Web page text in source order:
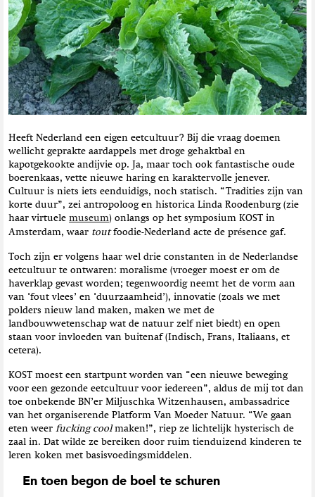
t
i
e
Heeft Nederland een eigen eetcultuur? Bij die vraag doemen
wellicht geprakte aardappels met droge gehaktbal en
kapotgekookte andijvie op. Ja, maar toch ook fantastische oude
boerenkaas, vette nieuwe haring en karaktervolle jenever.
Cultuur is niets iets eenduidigs, noch statisch. “Tradities zijn van
korte duur”, zei antropoloog en historica Linda Roodenburg (zie
haar virtuele museum) onlangs op het symposium KOST in
Amsterdam, waar toutfoodie-Nederland acte de présence gaf.
Toch zijn er volgens haar wel drie constanten in de Nederlandse
eetcultuur te ontwaren: moralisme (vroeger moest er om de
haverklap gevast worden; tegenwoordig neemt het de vorm aan
van ‘fout vlees’ en ‘duurzaamheid’), innovatie (zoals we met
polders nieuw land maken, maken we met de
landbouwwetenschap wat de natuur zelf niet biedt) en open
staan voor invloeden van buitenaf (Indisch, Frans, Italiaans, et
cetera).
KOST moest een startpunt worden van “een nieuwe beweging
voor een gezonde eetcultuur voor iedereen”, aldus de mij tot dan
toe onbekende BN’er Miljuschka Witzenhausen, ambassadrice
van het organiserende Platform Van Moeder Natuur. “We gaan
eten weer fucking coolmaken!”, riep ze lichtelijk hysterisch de
zaal in. Dat wilde ze bereiken door ruim tienduizend kinderen te
leren koken met basisvoedingsmiddelen.
En toen begon de boel te schuren